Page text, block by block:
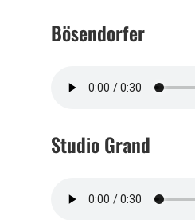
Bösendorfer
Studio Grand